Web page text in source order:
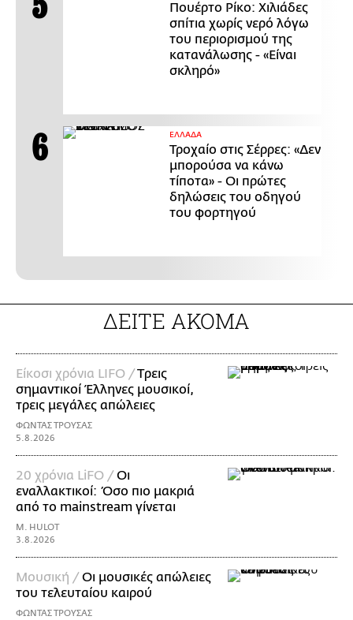
Πουέρτο Ρίκο: Χιλιάδες
σπίτια χωρίς νερό λόγω
του περιορισμού της
κατανάλωσης - «Είναι
σκληρό»
ΕΛΛΑΔΑ
Τροχαίο στις Σέρρες: «Δεν
μπορούσα να κάνω
τίποτα» - Οι πρώτες
δηλώσεις του οδηγού
του φορτηγού
ΔΕΙΤΕ ΑΚΟΜΑ
Είκοσι χρόνια LIFO /Tρεις
σημαντικοί Έλληνες μουσικοί,
τρεις μεγάλες απώλειες
ΦΩΝΤΑΣ ΤΡΟΥΣΑΣ
5.8.2026
20 χρόνια LiFO /Οι
εναλλακτικοί: Όσο πιο μακριά
από το mainstream γίνεται
M. HULOT
3.8.2026
Μουσική /Οι μουσικές απώλειες
του τελευταίου καιρού
ΦΩΝΤΑΣ ΤΡΟΥΣΑΣ